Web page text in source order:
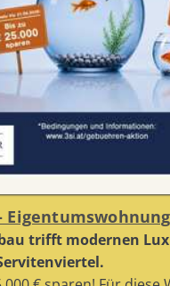
Eigentumswohnung
trifft modernen